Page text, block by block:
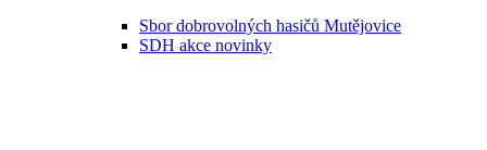
Sbor dobrovolných hasičů Mutějovice
SDH akce novinky